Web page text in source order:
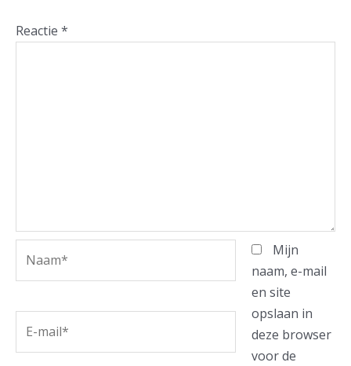
Reactie *
mail*
Mijn
naam, e-mail
en site
opslaan in
deze browser
voor de